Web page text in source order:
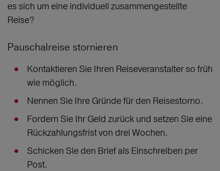
es sich um eine individuell zusammengestellte
Reise?
Pauschalreise stornieren
Kontaktieren Sie Ihren Reiseveranstalter so früh
wie möglich.
Nennen Sie Ihre Gründe für den Reisestorno.
Fordern Sie Ihr Geld zurück und setzen Sie eine
Rückzahlungsfrist von drei Wochen.
Schicken Sie den Brief als Einschreiben per
Post.